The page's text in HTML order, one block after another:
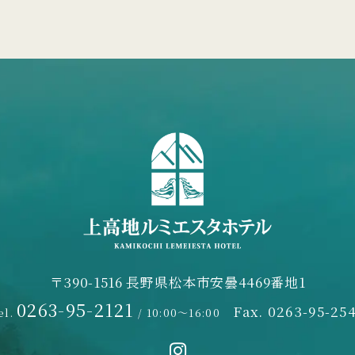
〒390-1516 長野県松本市安曇4469番地1
0263-95-2121 / 10:00～16:00 Fax. 0263-95-